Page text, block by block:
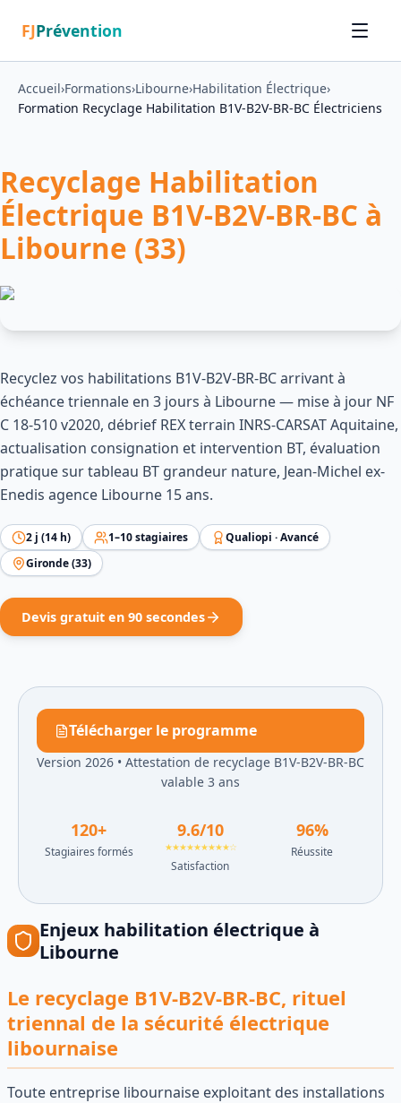
FJPrévention
Accueil›Formations›Libourne›Habilitation Électrique›
Formation Recyclage Habilitation B1V-B2V-BR-BC Électriciens
Recyclage Habilitation
Électrique B1V-B2V-BR-BC à
Libourne (33)
Recyclez vos habilitations B1V-B2V-BR-BC arrivant à
échéance triennale en 3 jours à Libourne — mise à jour NF
C 18-510 v2020, débrief REX terrain INRS-CARSAT Aquitaine,
actualisation consignation et intervention BT, évaluation
pratique sur tableau BT grandeur nature, Jean-Michel ex-
Enedis agence Libourne 15 ans.
2 j (14 h) 1–10stagiaires Qualiopi ·Avancé
Gironde(33)
Devis gratuit en 90 secondes
Télécharger le programme
Version 2026 • Attestation de recyclage B1V-B2V-BR-BC
valable 3 ans
120+
Stagiaires formés
9.6/10
★★★★★★★★★☆
Satisfaction
96%
Réussite
Enjeux habilitation électrique à
Libourne
Le recyclage B1V-B2V-BR-BC, rituel
triennal de la sécurité électrique
libournaise
Toute entreprise libournaise exploitant des installations